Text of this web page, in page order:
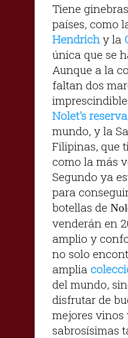
Tiene
países, como
Hendrichy la
única que se
Aunque a la
faltan dos
Nolet's reserva
mundo, y la
Filipinas, que
como la más
Segundo ya
para
botellas de
venderán en
amplio y
no solo
amplia
del mundo,
disfrutar de
mejores vinos
sabrosísimas